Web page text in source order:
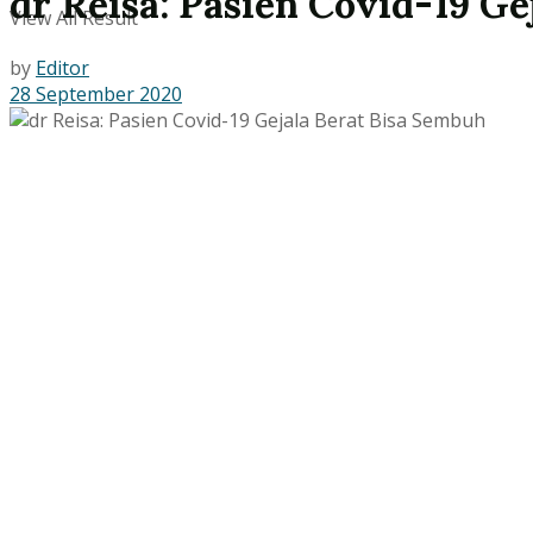
View All Result
by Editor
28 September 2020